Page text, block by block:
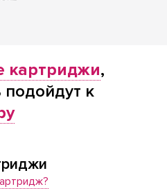
картриджи,
подойдут к